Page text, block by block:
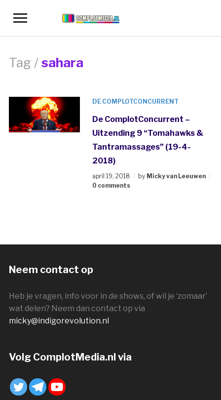
Toggle
navigation
Tag /sahara
DE COMPLOTCONCURRENT
De ComplotConcurrent –
Uitzending 9 “Tomahawks &
Tantramassages” (19-4-
2018)
april 19, 2018 by Micky van Leeuwen
0 comments
Neem contact op
Heb je vragen, info voor in de shows, of wil je ‘zomaar’
wat delen? Neem dan contact op via
micky@indigorevolution.nl
Volg ComplotMedia.nl via